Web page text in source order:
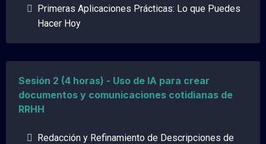
Primeras Aplicaciones Prácticas: Lo que Puedes
Hacer Hoy
Sesión 2 (4 horas) - Uso de IA para crear
documentos y comunicaciones cotidianas de
RRHH
Redacción y Refinamiento de Descripciones de